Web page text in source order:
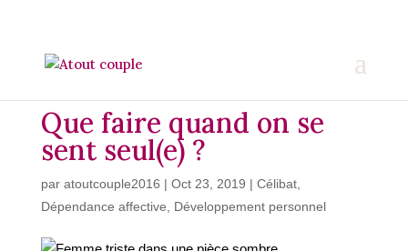
Que faire quand on se
sent seul(e) ?
par atoutcouple2016 | Oct 23, 2019 | Célibat,
Dépendance affective
Développement personnel